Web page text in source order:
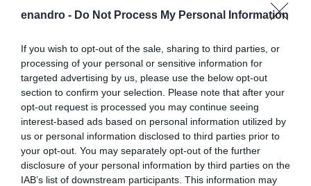
enandro - Do Not Process My Personal Information
If you wish to opt-out of the sale, sharing to third parties, or
processing of your personal or sensitive information for
targeted advertising by us, please use the below opt-out
section to confirm your selection. Please note that after your
opt-out request is processed you may continue seeing
interest-based ads based on personal information utilized by
us or personal information disclosed to third parties prior to
your opt-out. You may separately opt-out of the further
disclosure of your personal information by third parties on the
IAB’s list of downstream participants. This information may